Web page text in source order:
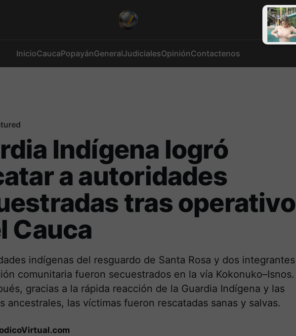
InicioCaucaPopayánGeneralJudicialesOpiniónContactenos
Indígena logró
a autoridades
tras operativo
Cauca
indígenas del resguardo de Santa Rosa y dos integrantes
comunitaria fueron secuestrados en la vía Kokonuko–Isnos.
gracias a la rápida reacción de la Guardia Indígena y las
ancestrales, las víctimas fueron rescatadas sanas y salvas.